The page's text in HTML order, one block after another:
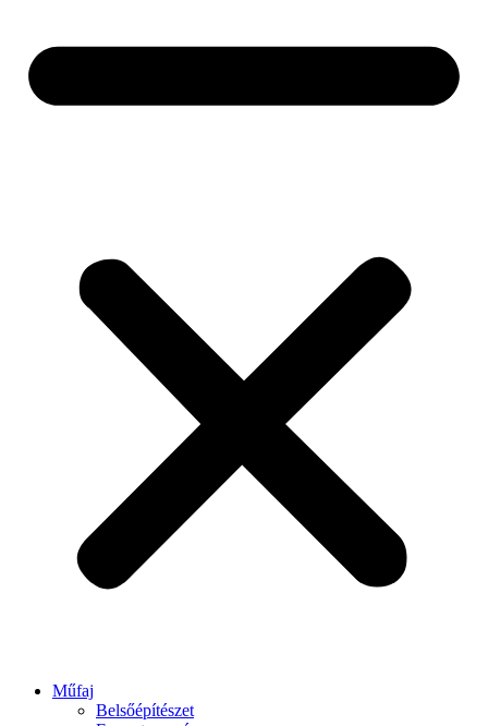
Műfaj
Belsőépítészet